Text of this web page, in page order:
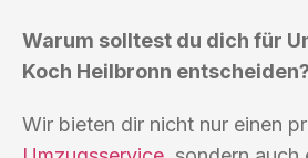
Warum solltest du dich für
Koch Heilbronn entscheiden?
Wir bieten dir nicht nur einen